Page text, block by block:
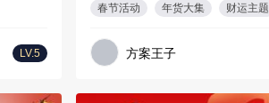
LV.5
春节活动 年货大集 财运主题
方案王子